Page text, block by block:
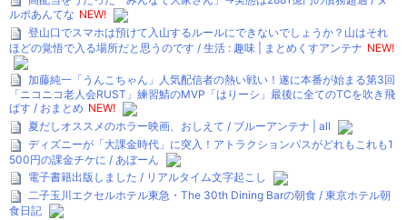
ルポあんてな NEW!
登山口でスマホは預けて入山するルールにできないでしょうか？山はそれ
ほどの覚悟で入る場所だと思うのです / 生活 : 趣味 | まとめくすアンテナ NEW!
加藤純一「うんこちゃん」人気配信者の熱い戦い！遂に本番が始まる第3回
「ニコニコ老人会RUST」練習鯖のMVP「はりーシ」最後に全てのTCを吹き飛
ばす / おまとめ NEW!
夏だしオススメのホラー映画、おしえて / ブルーアンテナ | all
ディズニーが「大課金時代」に突入！アトラクションパスがどれもこれも1
500円の課金チケに / あぼーん
電子書籍出版しました / リアルタイム文字起こし
二子玉川エクセルホテル東急・The 30th Dining Barの朝食 / 東京ホテル朝
食日記